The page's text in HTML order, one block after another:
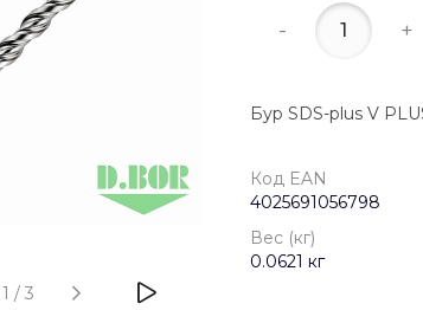
1 / 3
- +
Бур SDS-plus V
Код EAN
4025691056798
Вес (кг)
0.0621 кг